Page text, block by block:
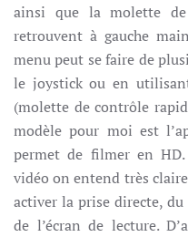
ainsi que la molette
retrouvent à gauche
menu peut se faire de
le joystick ou en
(molette de contrôle
modèle pour moi est
permet de filmer en HD.
vidéo on entend très
activer la prise directe,
de l’écran de lecture.